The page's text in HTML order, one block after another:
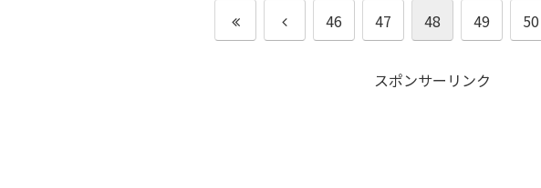
46 47 48 49 50
スポンサーリンク